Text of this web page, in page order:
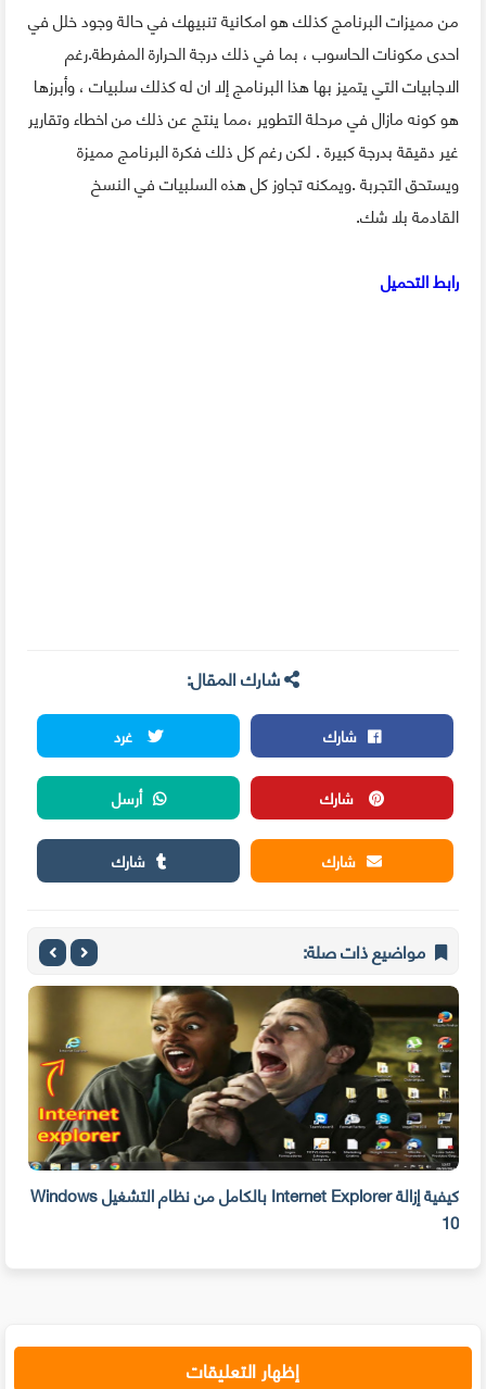
من مميزات البرنامج كذلك هو امكانية تنبيهك في حالة وجود خلل في
احدى مكونات الحاسوب ، بما في ذلك درجة الحرارة المفرطة.رغم
الاجابيات التي يتميز بها هذا البرنامج إلا ان له كذلك سلبيات ، وأبرزها
هو كونه مازال في مرحلة التطوير ،مما ينتج عن ذلك من اخطاء وتقارير
غير دقيقة بدرجة كبيرة . لكن رغم كل ذلك فكرة البرنامج مميزة
ويستحق التجربة .ويمكنه تجاوز كل هذه السلبيات في النسخ
القادمةبلا شك.
رابط التحميل
شارك المقال:
شارك
غرد
شارك
أرسل
شارك
شارك
مواضيع ذات صلة:
كيفية إزالة Internet Explorer بالكامل من نظام التشغيل Windows
10
إظهار التعليقات